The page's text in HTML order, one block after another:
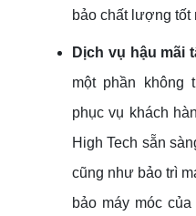
bảo chất lượng tốt
Dịch vụ hậu mãi
một phần không
phục vụ khách
High Tech sẵn
cũng như bảo trì
bảo máy móc